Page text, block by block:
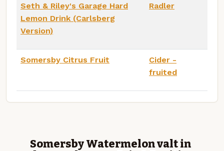
Seth & Riley's Garage Hard
Lemon Drink (Carlsberg
Version)
Radler
Somersby Citrus Fruit
Cider -
fruited
Somersby Watermelon valt in